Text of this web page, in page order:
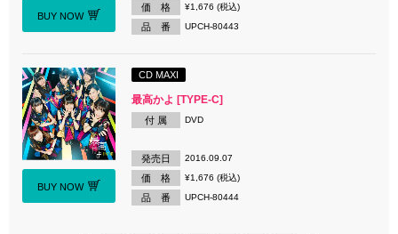
BUY NOW
価 格 ¥1,676 (税込)
品 番 UPCH-80443
BUY NOW
CD MAXI
最高かよ [TYPE-C]
付 属 DVD
発売日 2016.09.07
価 格 ¥1,676 (税込)
品 番 UPCH-80444